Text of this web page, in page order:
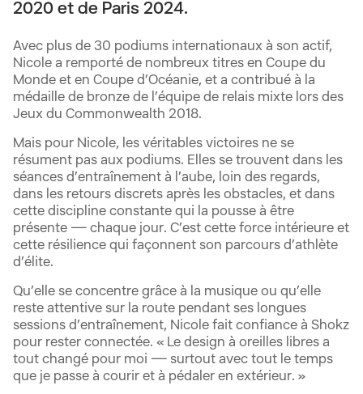
2020 et de Paris 2024.
Avec plus de 30 podiums internationaux à son actif,
Nicole a remporté de nombreux titres en Coupe du
Monde et en Coupe d’Océanie, et a contribué à la
médaille de bronze de l’équipe de relais mixte lors des
Jeux du Commonwealth 2018.
Mais pour Nicole, les véritables victoires ne se
résument pas aux podiums. Elles se trouvent dans les
séances d’entraînement à l’aube, loin des regards,
dans les retours discrets après les obstacles, et dans
cette discipline constante qui la pousse à être
présente — chaque jour. C’est cette force intérieure et
cette résilience qui façonnent son parcours d’athlète
d’élite.
Qu’elle se concentre grâce à la musique ou qu’elle
reste attentive sur la route pendant ses longues
sessions d’entraînement, Nicole fait confiance à Shokz
pour rester connectée. « Le design à oreilles libres a
tout changé pour moi — surtout avec tout le temps
que je passe à courir et à pédaler en extérieur. »